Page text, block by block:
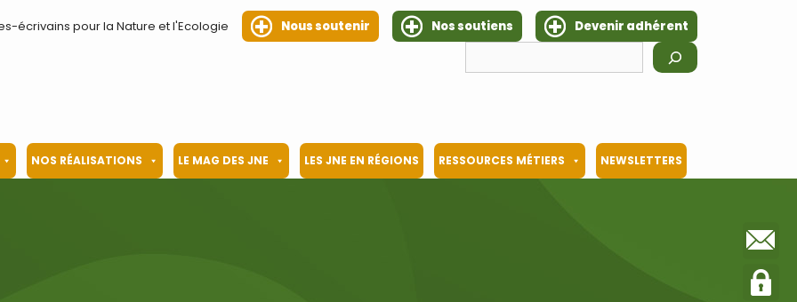
écrivains pour la Nature et l'Ecologie Nous soutenir Nos soutiens
Devenir adhérent
NOS RÉALISATIONS LE MAG DES JNE LES JNE EN RÉGIONS RESSOURCES MÉTIERS NEWSLETTERS